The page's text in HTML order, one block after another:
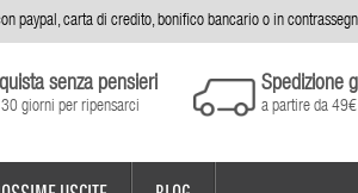
paypal, carta di credito, bonifico bancario o in
senza pensieri
giorni per ripensarci
Spedizione
a partire da 49€